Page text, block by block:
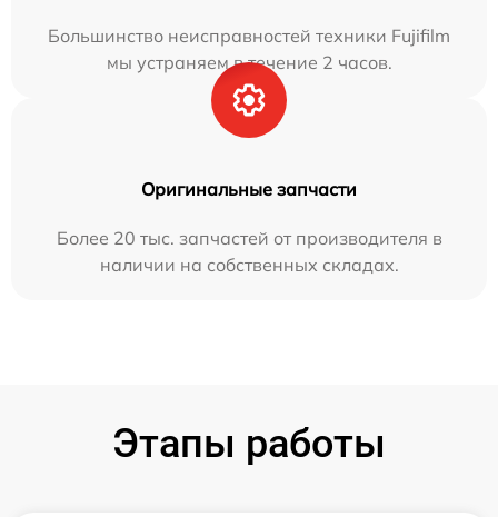
Большинство неисправностей техники Fujifilm
мы устраняем в течение 2 часов.
Оригинальные запчасти
Более 20 тыс. запчастей от производителя в
наличии на собственных складах.
Этапы работы